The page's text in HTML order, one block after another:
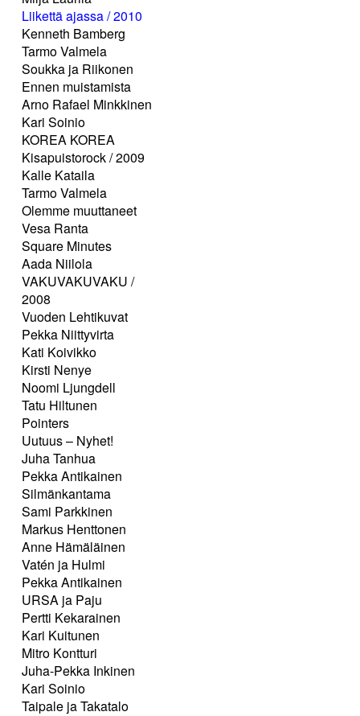
Liikettä ajassa / 2010
Kenneth Bamberg
Tarmo Valmela
Soukka ja Riikonen
Ennen muistamista
Arno Rafael Minkkinen
Kari Soinio
KOREA KOREA
Kisapuistorock / 2009
Kalle Kataila
Tarmo Valmela
Olemme muuttaneet
Vesa Ranta
Square Minutes
Aada Niilola
VAKUVAKUVAKU /
2008
Vuoden Lehtikuvat
Pekka Niittyvirta
Kati Koivikko
Kirsti Nenye
Noomi Ljungdell
Tatu Hiltunen
Pointers
Uutuus – Nyhet!
Juha Tanhua
Pekka Antikainen
Silmänkantama
Sami Parkkinen
Markus Henttonen
Anne Hämäläinen
Vatén ja Hulmi
Pekka Antikainen
URSA ja Paju
Pertti Kekarainen
Kari Kuitunen
Mitro Kontturi
Juha-Pekka Inkinen
Kari Soinio
Taipale ja Takatalo